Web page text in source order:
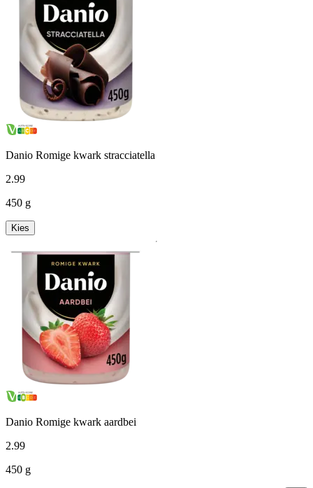
Danio Romige kwark stracciatella
2.99
450 g
Kies
Danio Romige kwark aardbei
2.99
450 g